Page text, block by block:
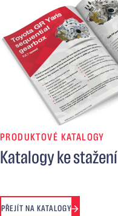
PRODUKTOVÉ KATALOGY
Katalogy ke stažení
PŘEJÍT NA KATALOGY